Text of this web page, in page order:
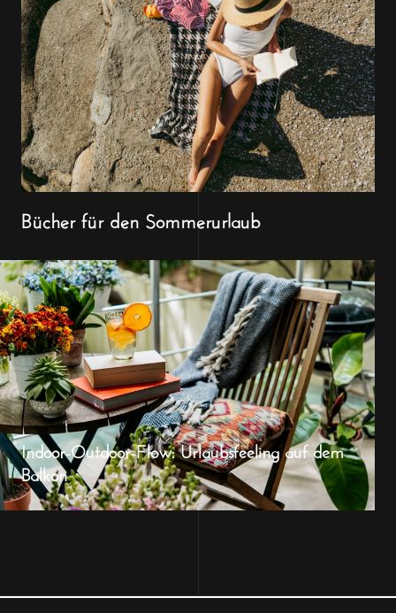
Bücher für den Sommerurlaub
Indoor-Outdoor-Flow: Urlaubsfeeling auf dem
Balkon